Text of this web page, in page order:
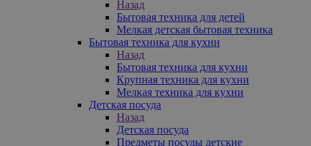
Назад
Бытовая техника для детей
Мелкая детская бытовая техника
Бытовая техника для кухни
Назад
Бытовая техника для кухни
Крупная техника для кухни
Мелкая техника для кухни
Детская посуда
Назад
Детская посуда
Предметы посуды детские